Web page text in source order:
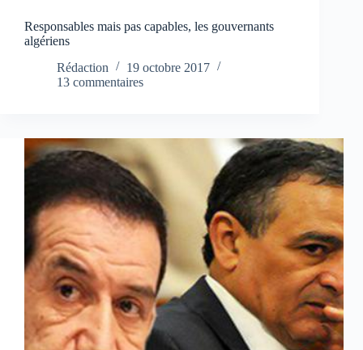
Responsables mais pas capables, les gouvernants
algériens
Rédaction
19 octobre 2017
13 commentaires